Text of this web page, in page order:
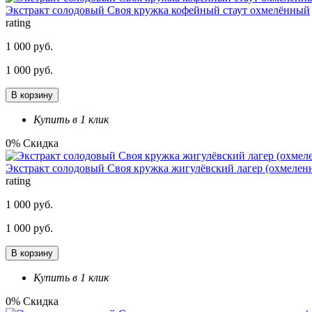
Экстракт солодовый Своя кружка кофейный стаут охмелённый
rating
1 000 руб.
1 000 руб.
В корзину
Купить в 1 клик
0% Скидка
Экстракт солодовый Своя кружка жигулёвский лагер
rating
1 000 руб.
1 000 руб.
В корзину
Купить в 1 клик
0% Скидка